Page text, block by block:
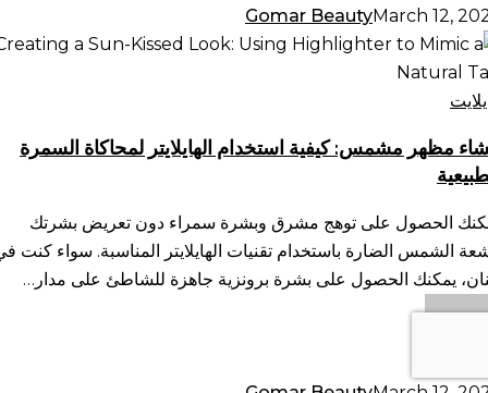
Gomar BeautyMarch 12,
مظهر مشمس: كيفية استخدام الهايلايتر لمحاكاة السمرة
الحصول على توهج مشرق وبشرة سمراء دون تعريض بشرتك
الشمس الضارة باستخدام تقنيات الهايلايتر المناسبة. سواء كنت
يمكنك الحصول على بشرة برونزية جاهزة للشاطئ على مدار…